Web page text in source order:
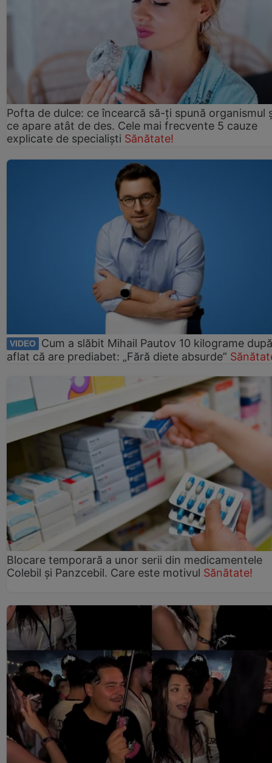
Pofta de dulce: ce încearcă să-ți spună organismul
ce apare atât de des. Cele mai frecvente 5 cauze
explicate de specialiști Sănătate!
VIDEO
Cum a slăbit Mihail Pautov 10 kilograme
aflat că are prediabet: „Fără diete absurde”
Blocare temporară a unor serii din medicamentele
Colebil și Panzcebil. Care este motivul Sănătate!